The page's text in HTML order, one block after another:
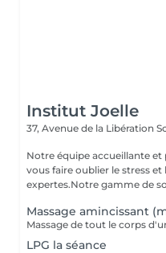
Institut Joelle
37, Avenue de la Libération
Notre équipe accueillante
vous faire oublier le stress et
expertes.Notre gamme de
Massage amincissant
Massage de tout le corps
LPG la séance